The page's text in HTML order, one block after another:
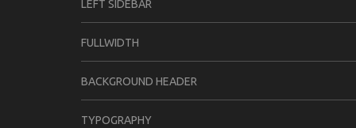
LEFT SIDEBAR
FULLWIDTH
BACKGROUND HEADER
TYPOGRAPHY